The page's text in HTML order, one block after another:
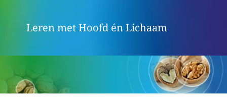
Leren met Hoofd én Lichaam